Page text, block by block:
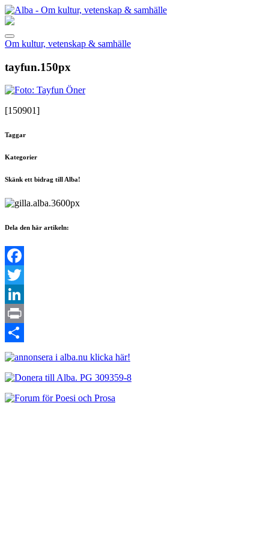
Om kultur, vetenskap & samhälle
tayfun.150px
[150901]
Taggar
Kategorier
Skänk ett bidrag till Alba!
Dela den här artikeln:
Facebook
Twitter
LinkedIn
Print
Dela